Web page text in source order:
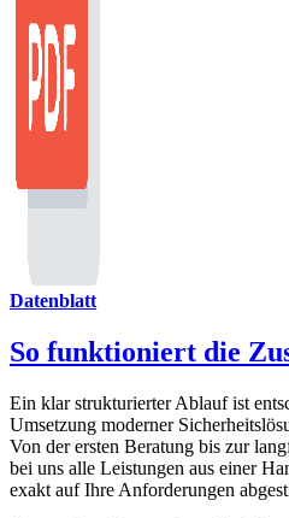
Datenblatt
So funktioniert die
Ein klar strukturierter Ablauf ist
Umsetzung moderner
Von der ersten Beratung bis zur
bei uns alle Leistungen aus einer
exakt auf Ihre Anforderungen